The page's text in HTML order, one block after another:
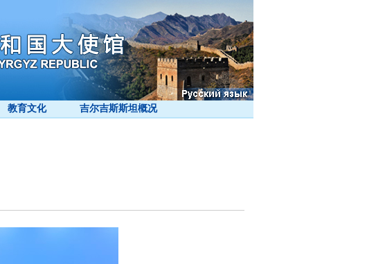
教育文化 吉尔吉斯斯坦概况